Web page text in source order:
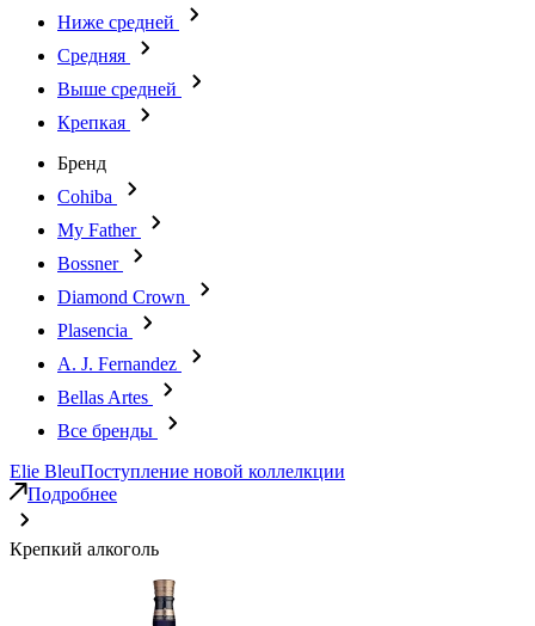
Ниже средней
Средняя
Выше средней
Крепкая
Бренд
Cohiba
My Father
Bossner
Diamond Crown
Plasencia
A. J. Fernandez
Bellas Artes
Все бренды
Elie BleuПоступление новой коллелкции
Подробнее
Крепкий алкоголь